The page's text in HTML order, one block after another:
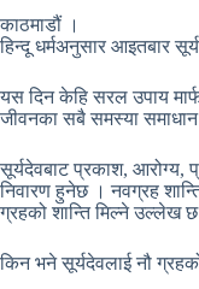
काठमाडौं ।
हिन्दू धर्मअनुसार आइतबार
यस दिन केहि सरल उपाय
जीवनका सबै समस्या समाधान
सूर्यदेवबाट प्रकाश, आरोग्य,
निवारण हुनेछ । नवग्रह
ग्रहको शान्ति मिल्ने उल्लेख
किन भने सूर्यदेवलाई नौ